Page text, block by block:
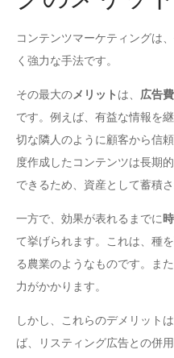
コンテンツマーケティングは
く強力な手法です。
その最大のメリット は、 広告
です。例えば、有益な情報を
切な隣人のように顧客から信
度作成したコンテンツは長期
できるため、資産として蓄積さ
一方で、効果が表れるまでに
て挙げられます。これは、種
る農業のようなものです。ま
力がかかります。
しかし、これらのデメリット
ば、リスティング広告との併